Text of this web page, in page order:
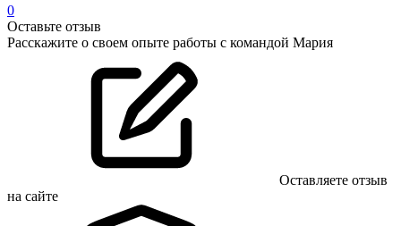
0
Оставьте отзыв
Расскажите о своем опыте работы с командой Мария
Оставляете отзыв
на сайте